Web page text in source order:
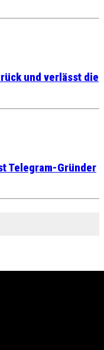
und verlässt die
Telegram-Gründer